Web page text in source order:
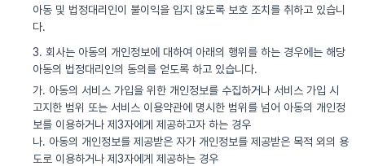
아동 및 법정대리인이 불이익을 입지 않도록 보호 조치를 취하고 있습니
다.
3. 회사는 아동의 개인정보에 대하여 아래의 행위를 하는 경우에는 해당
아동의 법정대리인의 동의를 얻도록 하고 있습니다.
가. 아동의 서비스 가입을 위한 개인정보를 수집하거나 서비스 가입 시
고지한 범위 또는 서비스 이용약관에 명시한 범위를 넘어 아동의 개인정
보를 이용하거나 제3자에게 제공하고자 하는 경우
나. 아동의 개인정보를 제공받은 자가 개인정보를 제공받은 목적 외의 용
도로 이용하거나 제3자에게 제공하는 경우